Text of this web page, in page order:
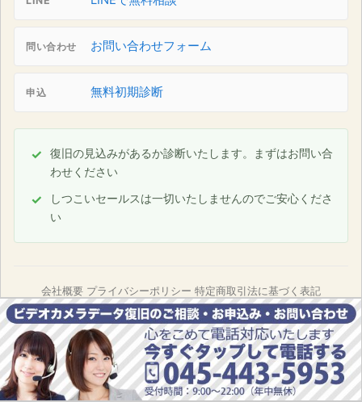
問い合わせ お問い合わせフォーム
申込 無料初期診断
復旧の見込みがあるか診断いたします。まずはお問い合
わせください
しつこいセールスは一切いたしませんのでご安心くださ
い
会社概要 プライバシーポリシー 特定商取引法に基づく表記
Copyright© 2008-2026ビデオカメラデータ復旧専門店All
Rights Reserved.